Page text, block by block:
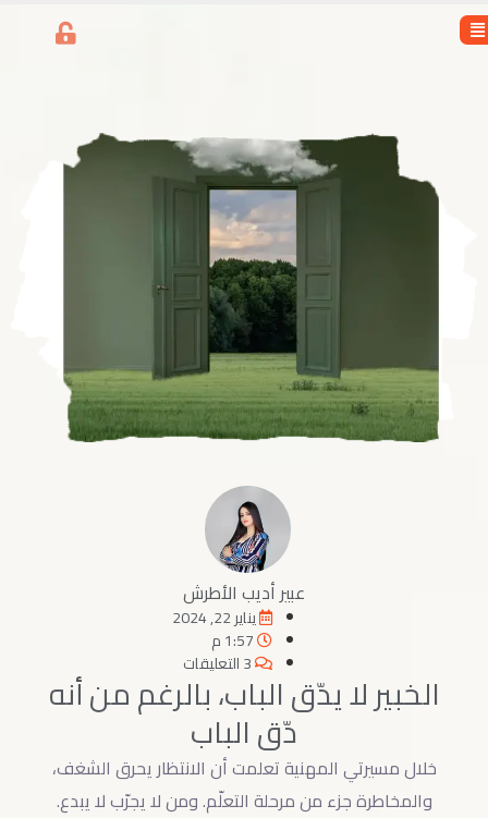
عبير أديب الأطرش
يناير 22, 2024
1:57 م
3 التعليقات
الخبير لا يدّق الباب، بالرغم من أنه
دّق الباب
خلال مسيرتي المهنية تعلمت أن الانتظار يحرق الشغف،
والمخاطرة جزء من مرحلة التعلّم. ومن لا يجرّب لا يبدع.